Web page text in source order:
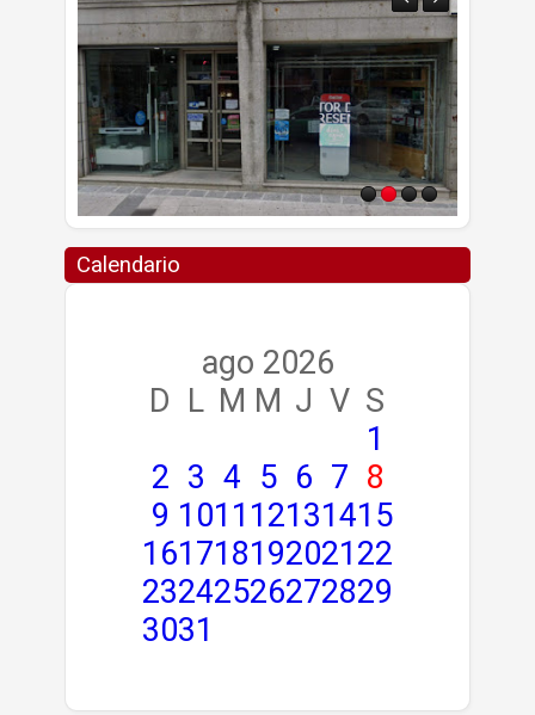
Calendario
ago 2026
D L M M J V S
1
2 3 4 5 6 7 8
9 1011 12131415
16171819202122
23242526272829
3031